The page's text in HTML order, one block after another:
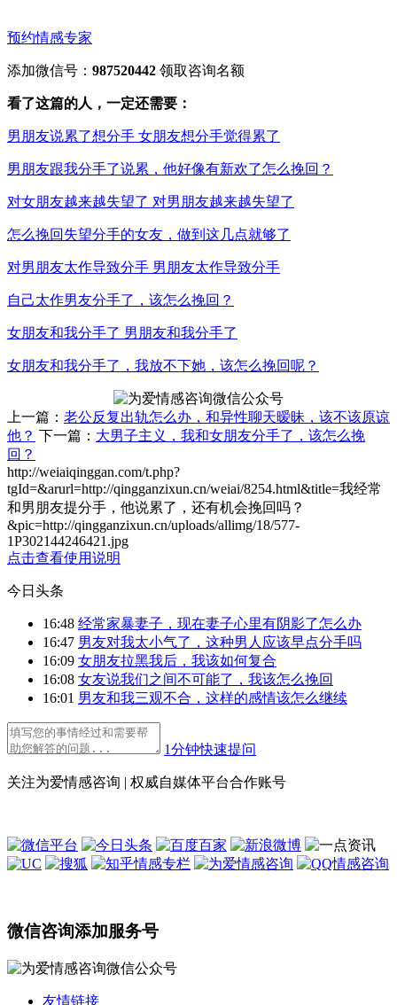
预约情感专家
添加微信号： 987520442 领取咨询名额
看了这篇的人，一定还需要：
男朋友说累了想分手 女朋友想分手觉得累了
男朋友跟我分手了说累，他好像有新欢了怎么挽回？
对女朋友越来越失望了 对男朋友越来越失望了
怎么挽回失望分手的女友，做到这几点就够了
对男朋友太作导致分手 男朋友太作导致分手
自己太作男友分手了，该怎么挽回？
女朋友和我分手了 男朋友和我分手了
女朋友和我分手了，我放不下她，该怎么挽回呢？
上一篇： 老公反复出轨怎么办，和异性聊天暧昧，该不该原谅
他？ 下一篇： 大男子主义，我和女朋友分手了，该怎么挽
回？
http://weiaiqinggan.com/t.php?
tgId=&arurl=http://qingganzixun.cn/weiai/8254.html&title=我经常
和男朋友提分手，他说累了，还有机会挽回吗？
&pic=http://qingganzixun.cn/uploads/allimg/18/577-
1P302144246421.jpg
点击查看使用说明
今日头条
16:48 经常家暴妻子，现在妻子心里有阴影了怎么办
16:47 男友对我太小气了，这种男人应该早点分手吗
16:09 女朋友拉黑我后，我该如何复合
16:08 女友说我们之间不可能了，我该怎么挽回
16:01 男友和我三观不合，这样的感情该怎么继续
1分钟快速提问
关注为爱情感咨询 | 权威自媒体平台合作账号
微信咨询添加服务号
友情链接